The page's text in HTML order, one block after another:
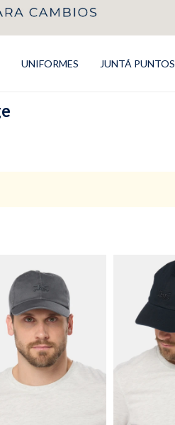
UNIFORMES JUNTÁ PUNTOS